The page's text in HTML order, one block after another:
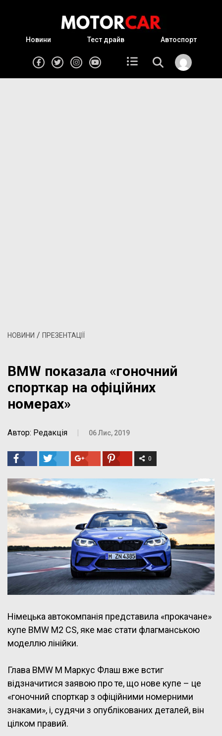
Новини Тест драйв Автоспорт
НОВИНИ / ПРЕЗЕНТАЦІЇ
BMW показала «гоночний
спорткар на офіційних
номерах»
Автор: Редакція | 06 Лис, 2019
0
Німецька автокомпанія представила «прокачане»
купе BMW M2 CS, яке має стати флагманською
моделлю лінійки.
Глава BMW M Маркус Флаш вже встиг
відзначитися заявою про те, що нове купе – це
«гоночний спорткар з офіційними номерними
знаками», і, судячи з опублікованих деталей, він
цілком правий.